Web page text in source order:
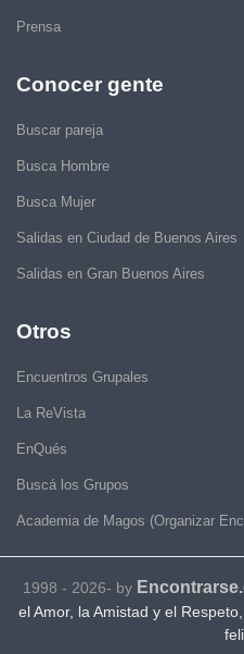
Prensa
Conocer gente
Buscar pareja
Busca Hombre
Busca Mujer
Salidas en Ciudad de Buenos Aires
Salidas en Gran Buenos Aires
Otros
Encuentros Grupales
La ReVista
EnQués
Buscá los Grupos
Academia de Magos (Organizar
1998 - 2026- by
el Amor, la Amistad y el